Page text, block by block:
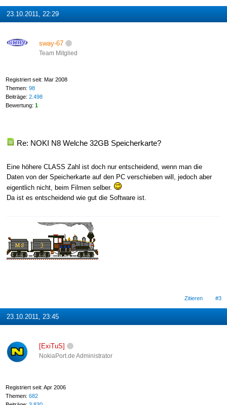
23.10.2011, 22:29
sway-67
Team Mitglied
Registriert seit: Mar 2008
Themen: 98
Beiträge: 2.498
Bewertung: 1
Re: NOKI N8 Welche 32GB Speicherkarte?
Eine höhere CLASS Zahl ist doch nur entscheidend, wenn man die
Daten von der Speicherkarte auf den PC verschieben will, jedoch aber
eigentlich nicht, beim Filmen selber.
Da ist es entscheidend wie gut die Software ist.
Zitieren #3
23.10.2011, 23:45
[ExiTuS]
NokiaPort.de Administrator
Registriert seit: Apr 2006
Themen: 682